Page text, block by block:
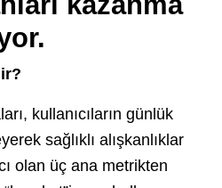
kullanıcıların günlük
sağlıklı alışkanlıklar
olan üç ana metrikten